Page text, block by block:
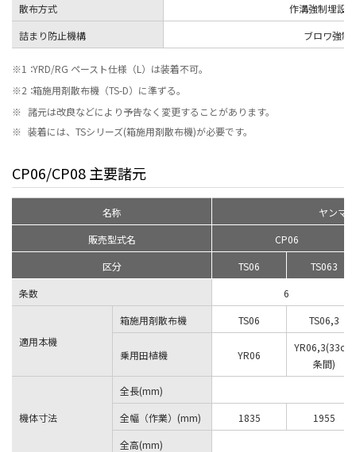
散布方式
作溝強制埋設
詰まり防止機構
ブロワ強制
※1：YRD/RG ペースト仕様（L）は装着不可。
※2：箱施用剤散布機（TS-D）に準ずる。
※ 諸元は改良などにより予告なく変更することがあります。
※ 装着には、TSシリーズ(箱施用剤散布機)が必要です。
CP06/CP08 主要諸元
名称
ヤンマ
販売型式名
CP06
区分
TS06
TS063
条数
6
適用本機
箱施用剤散布機 TS06 TS06,3
乗用田植機 YR06
YR06,3(33cm
条間)
機体寸法
全長(mm)
全幅（作業）(mm)
1835
1955
全高(mm)